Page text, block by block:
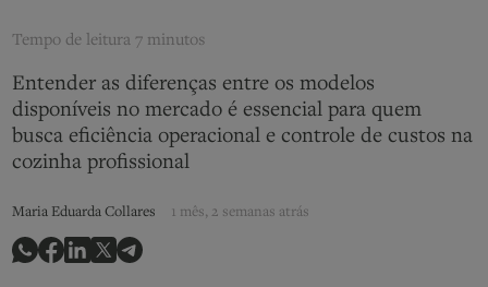
Tempo de leitura 7 minutos
Entender as diferenças entre os modelos
disponíveis no mercado é essencial para quem
busca eficiência operacional e controle de custos na
cozinha profissional
Maria Eduarda Collares 1 mês, 2 semanas atrás